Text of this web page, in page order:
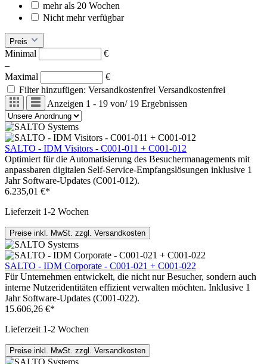
mehr als 20 Wochen
Nicht mehr verfügbar
Preis
Minimal
€
–
Maximal
€
Filter hinzufügen: Versandkostenfrei Versandkostenfrei
Anzeigen 1 - 19 von/19 Ergebnissen
SALTO - IDM Visitors - C001-011 + C001-012
Optimiert für die Automatisierung des Besuchermanagements mit
anpassbaren digitalen Self-Service-Empfangslösungen inklusive 1
Jahr Software-Updates (C001-012).
6.235,01 €*
Lieferzeit 1-2 Wochen
Preise inkl. MwSt. zzgl. Versandkosten
SALTO - IDM Corporate - C001-021 + C001-022
Für Unternehmen entwickelt, die nicht nur Besucher, sondern auch
interne Nutzeridentitäten effizient verwalten möchten. Inklusive 1
Jahr Software-Updates (C001-022).
15.606,26 €*
Lieferzeit 1-2 Wochen
Preise inkl. MwSt. zzgl. Versandkosten